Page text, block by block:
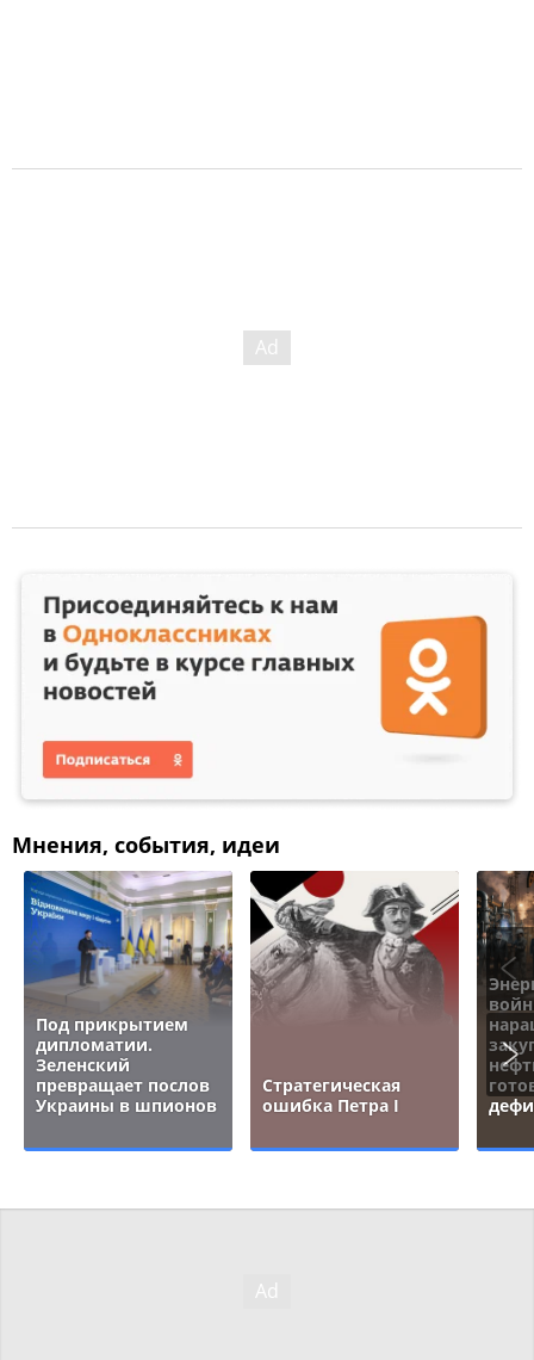
Мнения, события, идеи
Под прикрытием
дипломатии.
Зеленский
превращает послов
Украины в шпионов
Стратегическая
ошибка Петра I